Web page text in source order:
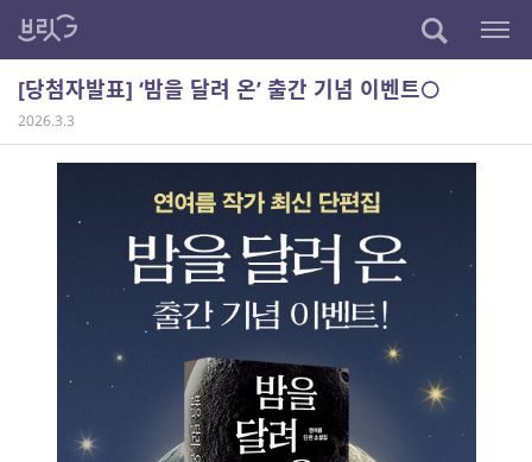
[당첨자발표] ‘밤을 달려 온’ 출간 기념 이벤트🌕
2026.3.3